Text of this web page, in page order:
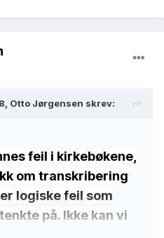
Otto Jørgensen skrev:
feil i kirkebøkene,
om transkribering
logiske feil som
på. Ikke kan vi